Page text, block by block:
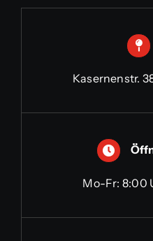
Kasernenstr.
Mo-Fr: 8:00